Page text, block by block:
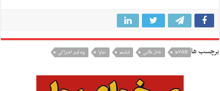
برچسب ها VODها عادل طالبی فیلیمو نماوا ویدئوی اشتراکی